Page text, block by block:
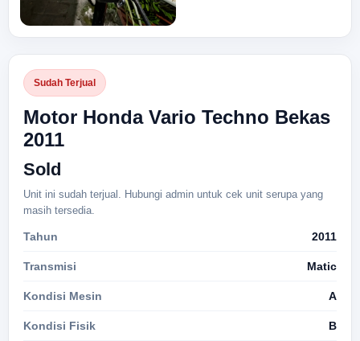
Sudah Terjual
Motor Honda Vario Techno Bekas
2011
Sold
Unit ini sudah terjual. Hubungi admin untuk cek unit serupa yang
masih tersedia.
Tahun 2011
Transmisi Matic
Kondisi Mesin A
Kondisi Fisik B